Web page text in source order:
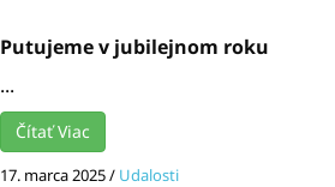
Putujeme v jubilejnom roku
...
Čítať Viac
17. marca 2025/ Udalosti